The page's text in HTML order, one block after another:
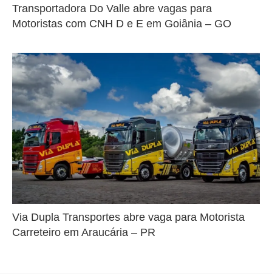
Transportadora Do Valle abre vagas para
Motoristas com CNH D e E em Goiânia – GO
Via Dupla Transportes abre vaga para Motorista
Carreteiro em Araucária – PR